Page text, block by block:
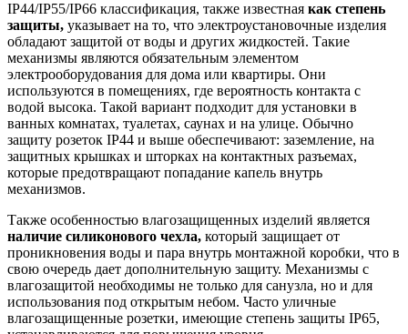
IP44/IP55/IP66 классификация, также известная как степень
защиты, указывает на то, что электроустановочные изделия
обладают защитой от воды и других жидкостей. Такие
механизмы являются обязательным элементом
электрооборудования для дома или квартиры. Они
используются в помещениях, где вероятность контакта с
водой высока. Такой вариант подходит для установки в
ванных комнатах, туалетах, саунах и на улице. Обычно
защиту розеток IP44 и выше обеспечивают: заземление, на
защитных крышках и шторках на контактных разъемах,
которые предотвращают попадание капель внутрь
механизмов.
Также особенностью влагозащищенных изделий является
наличие силиконового чехла, который защищает от
проникновения воды и пара внутрь монтажной коробки, что в
свою очередь дает дополнительную защиту. Механизмы с
влагозащитой необходимы не только для санузла, но и для
использования под открытым небом. Часто уличные
влагозащищенные розетки, имеющие степень защиты IP65,